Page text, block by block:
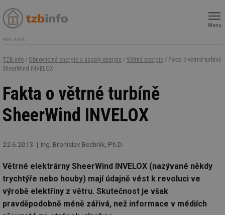
Menu
REKLAMA
TZB-info / Obnovitelná energie a úspory energie / Větrná energie / Fakta o větrné turbíně
SheerWind INVELOX
Fakta o větrné turbíně
SheerWind INVELOX
22.6.2013 Ing. Bronislav Bechník, Ph.D.
Větrné elektrárny SheerWind INVELOX (nazývané někdy
trychtýře nebo houby) mají údajně vést k revoluci ve
výrobě elektřiny z větru. Skutečnost je však
pravděpodobně méně zářivá, než informace v médiích